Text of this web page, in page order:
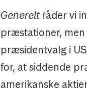
Genereltråder vi
præstationer, men
præsidentvalg i
for, at siddende
amerikanske